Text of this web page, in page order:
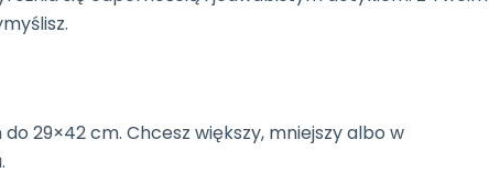
29×42 cm. Chcesz większy, mniejszy albo w